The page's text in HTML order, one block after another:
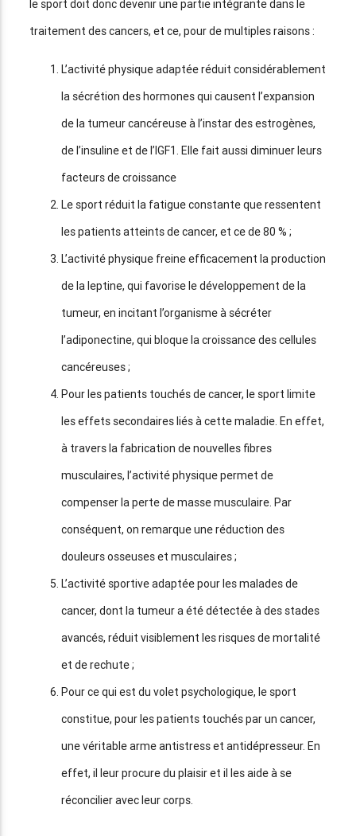
le sport doit donc devenir une partie intégrante dans le
traitement des cancers, et ce, pour de multiples raisons :
L’activité physique adaptée réduit considérablement
la sécrétion des hormones qui causent l’expansion
de la tumeur cancéreuse à l’instar des estrogènes,
de l’insuline et de l’IGF1. Elle fait aussi diminuer leurs
facteurs de croissance
Le sport réduit la fatigue constante que ressentent
les patients atteints de cancer, et ce de 80 % ;
L’activité physique freine efficacement la production
de la leptine, qui favorise le développement de la
tumeur, en incitant l’organisme à sécréter
l’adiponectine, qui bloque la croissance des cellules
cancéreuses ;
Pour les patients touchés de cancer, le sport limite
les effets secondaires liés à cette maladie. En effet,
à travers la fabrication de nouvelles fibres
musculaires, l’activité physique permet de
compenser la perte de masse musculaire. Par
conséquent, on remarque une réduction des
douleurs osseuses et musculaires ;
L’activité sportive adaptée pour les malades de
cancer, dont la tumeur a été détectée à des stades
avancés, réduit visiblement les risques de mortalité
et de rechute ;
Pour ce qui est du volet psychologique, le sport
constitue, pour les patients touchés par un cancer,
une véritable arme antistress et antidépresseur. En
effet, il leur procure du plaisir et il les aide à se
réconcilier avec leur corps.